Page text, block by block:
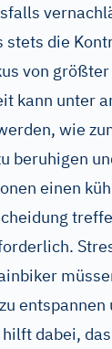
stets die
von
kann unter
wie
beruhigen
einen
dabei,